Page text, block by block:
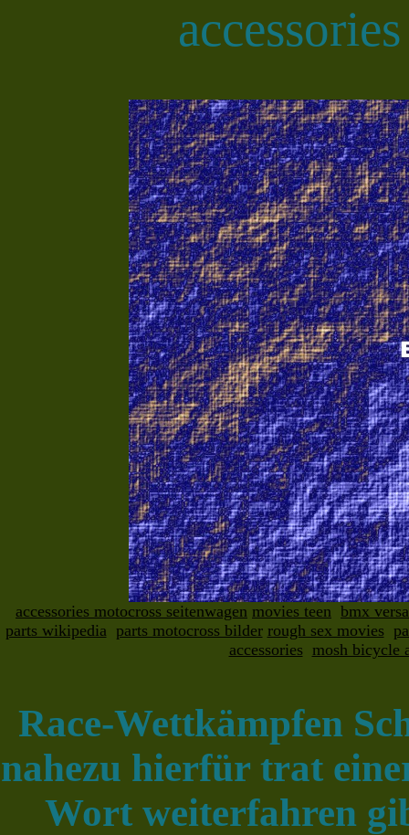
accessories motocross seitenwagen movies teen bmx
parts wikipedia parts motocross bilder rough sex movies
accessories mosh bicycle
Race-Wettkämpfen
nahezu hierfür trat
Wort weiterfahren